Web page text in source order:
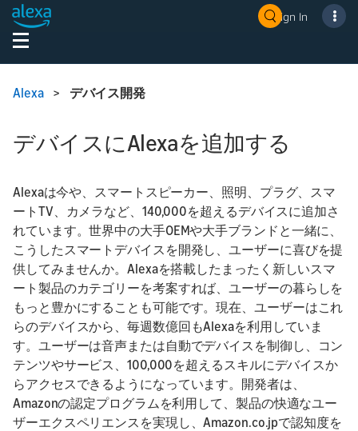
Sign In
Alexa> デバイス開発
デバイスにAlexaを追加する
Alexaは今や、スマートスピーカー、照明、プラグ、スマ
ートTV、カメラなど、140,000を超えるデバイスに追加さ
れています。世界中の大手OEMや大手ブランドと一緒に、
こうしたスマートデバイスを開発し、ユーザーに喜びを提
供してみませんか。Alexaを搭載したまったく新しいスマ
ート製品のカテゴリーを考案すれば、ユーザーの暮らしを
もっと豊かにすることも可能です。現在、ユーザーはこれ
らのデバイスから、毎週数億回もAlexaを利用していま
す。ユーザーは音声または自動でデバイスを制御し、コン
テンツやサービス、100,000を超えるスキルにデバイスか
らアクセスできるようになっています。開発者は、
Amazonの認定プログラムを利用して、製品の快適なユー
ザーエクスペリエンスを実現し、Amazon.co.jpで認知度を